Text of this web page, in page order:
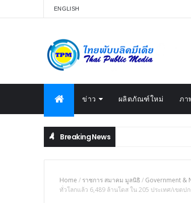
ENGLISH
ข่าว ผลิตภัณฑ์ใหม่ ภา
Breaking News
Home / ราชการ สมาคม มูลนิธิ / Government &
ทั่วโลกแล้ว 6,489 ล้านโดส ใน 205 ประเทศ/เขต